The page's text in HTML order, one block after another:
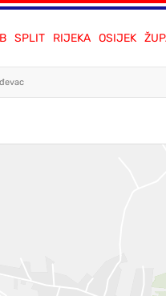
SPLIT RIJEKA OSIJEK